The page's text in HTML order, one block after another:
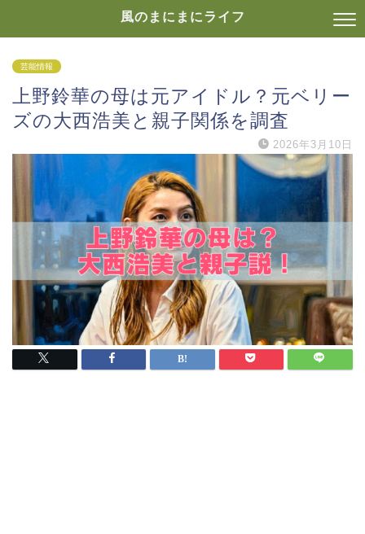
風のまにまにライフ
芸能情報
上野鈴華の母は元アイドル？元ベリー
ズの大西浩美と親子関係を調査
2026年3月10日